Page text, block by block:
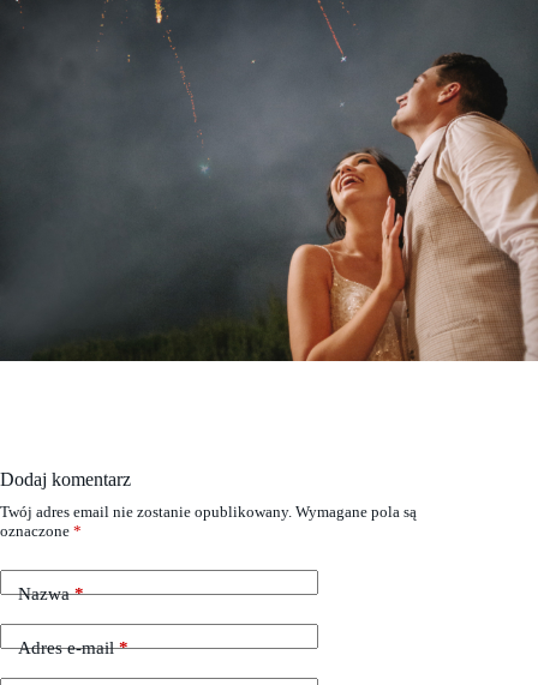
Dodaj komentarz
Twój adres email nie zostanie opublikowany. Wymagane pola są
oznaczone *
Nazwa*
Adres e-mail*